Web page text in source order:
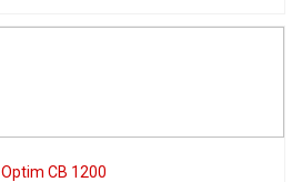
Optim CB 1200